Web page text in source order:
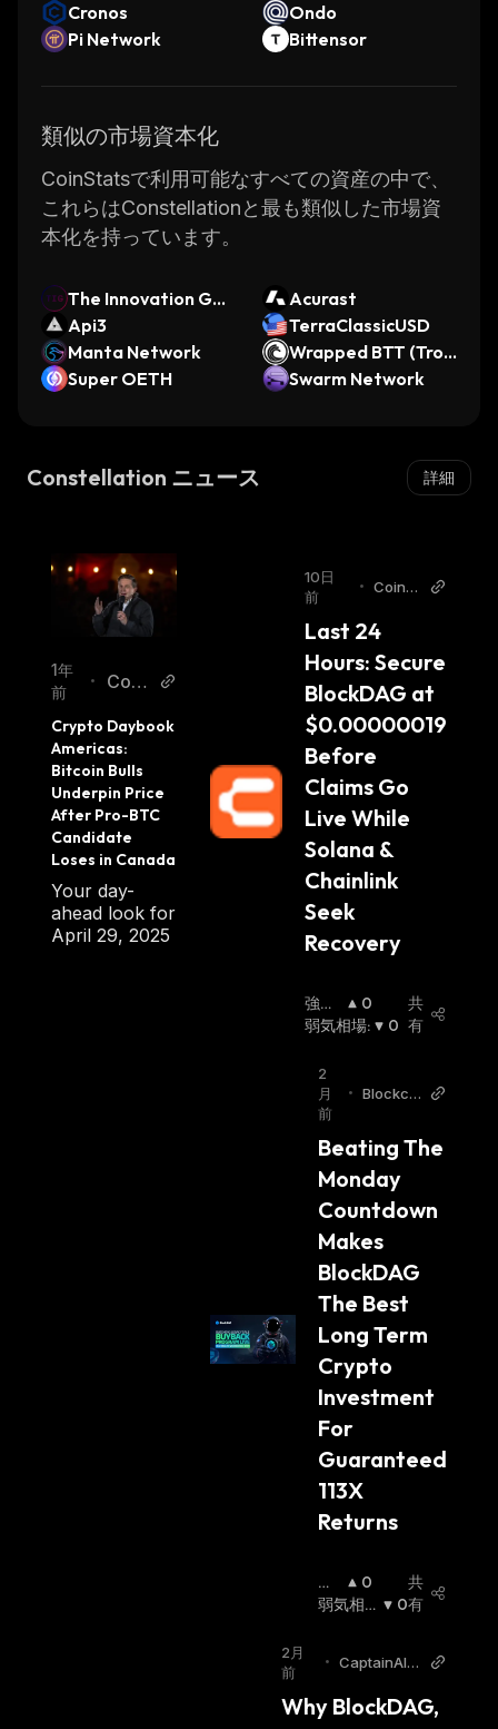
Cronos
Ondo
Pi Network
Bittensor
類似の市場資本化
CoinStatsで利用可能なすべての資産の中で、
これらはConstellationと最も類似した市場資
本化を持っています。
The Innovation Ga
me
Acurast
Api3
TerraClassicUSD
Manta Network
Wrapped BTT (Tro
n)
Super OETH Swarm Network
Constellation ニュース 詳細
1年
前
•
Coin
Crypto Daybook
Americas:
Bitcoin Bulls
Underpin Price
After Pro-BTC
Candidate
Loses in Canada
Your day-
ahead look for
April 29, 2025
10日
前
•
CoinC
Last 24
Hours: Secure
BlockDAG at
$0.00000019
Before
Claims Go
Live While
Solana &
Chainlink
Seek
Recovery
強気
相場:
0
弱気相場: 0
共
有
2
月
前
•
Blockch
Beating The
Monday
Countdown
Makes
BlockDAG
The Best
Long Term
Crypto
Investment
For
Guaranteed
113X
Returns
強
気
0
弱気相
0
共
有
2月
前
•
CaptainAltc
Why BlockDAG,